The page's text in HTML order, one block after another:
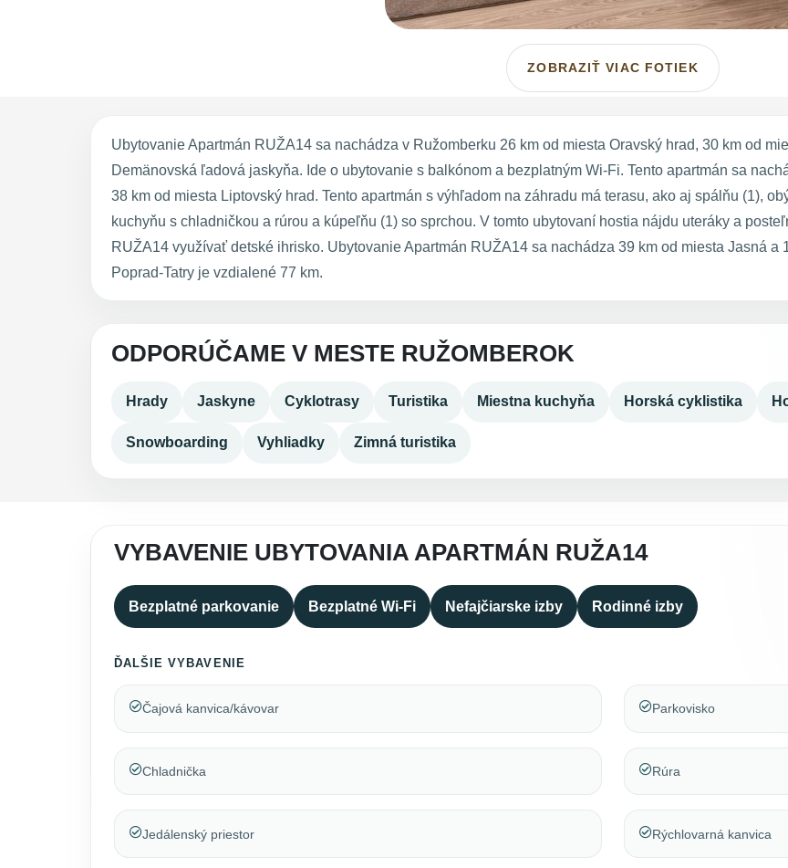
ZOBRAZIŤ VIAC FOTIEK
Ubytovanie Apartmán RUŽA14 sa nachádza v Ružomberku 26 km od miesta Oravský hrad, 30 km od
Demänovská ľadová jaskyňa. Ide o ubytovanie s balkónom a bezplatným Wi-Fi. Tento apartmán sa
38 km od miesta Liptovský hrad. Tento apartmán s výhľadom na záhradu má terasu, ako aj spálňu (1),
kuchyňu s chladničkou a rúrou a kúpeľňu (1) so sprchou. V tomto ubytovaní hostia nájdu uteráky a
RUŽA14 využívať detské ihrisko. Ubytovanie Apartmán RUŽA14 sa nachádza 39 km od miesta Jasná
Poprad-Tatry je vzdialené 77 km.
ODPORÚČAME V MESTE RUŽOMBEROK
Hrady Jaskyne Cyklotrasy Turistika Miestna kuchyňa Horská cyklistika
Snowboarding Vyhliadky Zimná turistika
VYBAVENIE UBYTOVANIA APARTMÁN RUŽA14
Bezplatné parkovanie Bezplatné Wi-Fi Nefajčiarske izby Rodinné izby
ĎALŠIE VYBAVENIE
Čajová kanvica/kávovar
Chladnička
Jedálenský priestor
Parkovisko
Rúra
Rýchlovarná kanvica